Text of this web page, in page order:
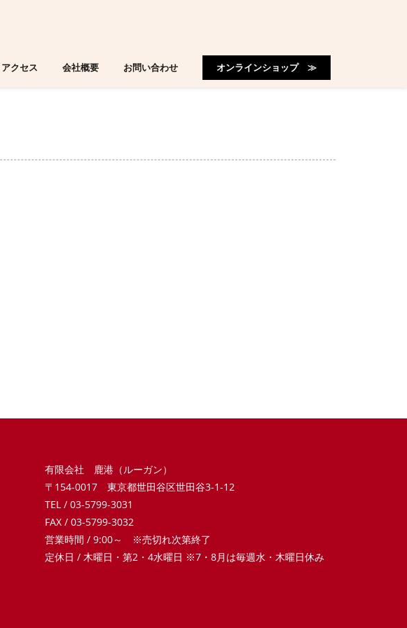
アクセス 会社概要 お問い合わせ オンラインショップ ≫
有限会社 鹿港（ルーガン）
〒154-0017 東京都世田谷区世田谷3-1-12
TEL / 03-5799-3031
FAX / 03-5799-3032
営業時間 / 9:00～ ※売切れ次第終了
定休日 / 木曜日・第2・4水曜日 ※7・8月は毎週水・木曜日休み